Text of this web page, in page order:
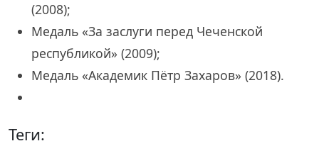
(2008);
Медаль «За заслуги перед Чеченской
республикой» (2009);
Медаль «Академик Пётр Захаров» (2018).
Теги: